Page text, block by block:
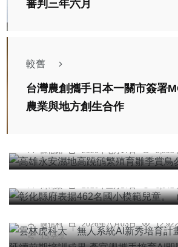
審判三年六月
較舊
台灣農創攜手日本一關市簽署
農業與地方創生合作
陳信銘 2026年七月17日 5,895
彰化縣府表揚462名國小模範兒童
供）
周為政 2026年三月17日 8,642
綜合新聞 文教
開訓 延續前期培訓成果 產官學攜
陳信利 2026年八月03日
15 分享
社會 綜合新聞 文教
早上騎單車外出剃頭未回，80歲失